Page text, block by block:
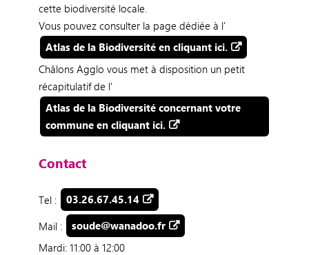
cette biodiversité locale.
Vous pouvez consulter la page dédiée à l'
Atlas de la Biodiversité en cliquant ici.
Châlons Agglo vous met à disposition un petit
récapitulatif de l'
Atlas de la Biodiversité concernant votre
commune en cliquant ici.
Contact
Tel :
03.26.67.45.14
Mail :
soude@wanadoo.fr
Mardi: 11:00 à 12:00